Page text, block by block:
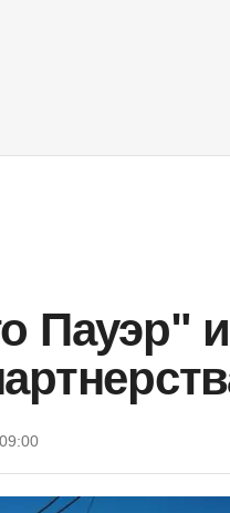
Пауэр"